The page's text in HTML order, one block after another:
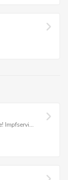
Impfservi...